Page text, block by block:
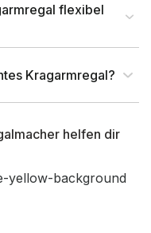
Schraubbar
Zerlegt
helfen dir
flexibel
Kragarmregal?